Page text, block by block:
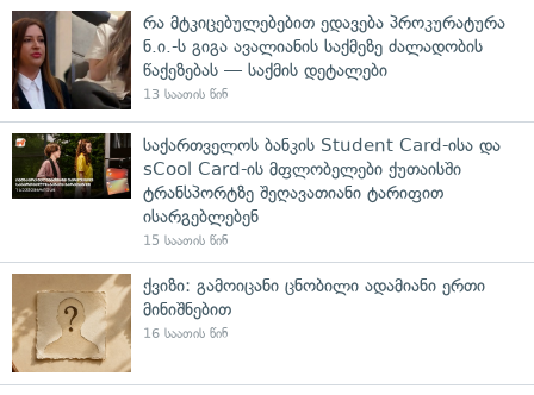
რა მტკიცებულებებით ედავება პროკურატურა
ნ.ი.-ს გიგა ავალიანის საქმეზე ძალადობის
წაქეზებას — საქმის დეტალები
13 საათის წინ
საქართველოს ბანკის Student Card-ისა და
sCool Card-ის მფლობელები ქუთაისში
ტრანსპორტზე შეღავათიანი ტარიფით
ისარგებლებენ
15 საათის წინ
ქვიზი: გამოიცანი ცნობილი ადამიანი ერთი
მინიშნებით
16 საათის წინ